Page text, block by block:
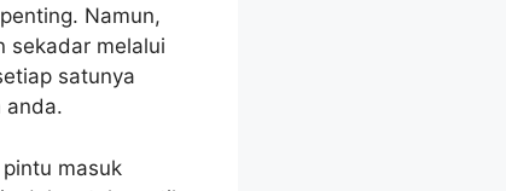
Namun,
sekadar melalui
satunya
anda.